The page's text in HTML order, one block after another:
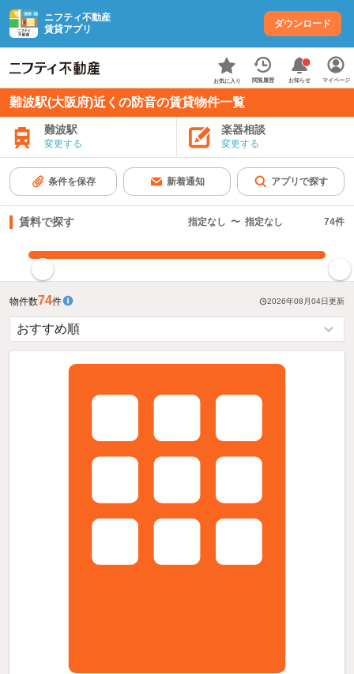
ニフティ不動産
賃貸アプリ
ダウンロード
お気に入り 閲覧履歴 お知らせ マイページ
難波駅(大阪府)近くの防音の賃貸物件一覧
難波駅
変更する
楽器相談
変更する
条件を保存 新着通知 アプリで探す
賃料で探す 指定なし 〜 指定なし 74件
物件数74件 2026年08月04日更新